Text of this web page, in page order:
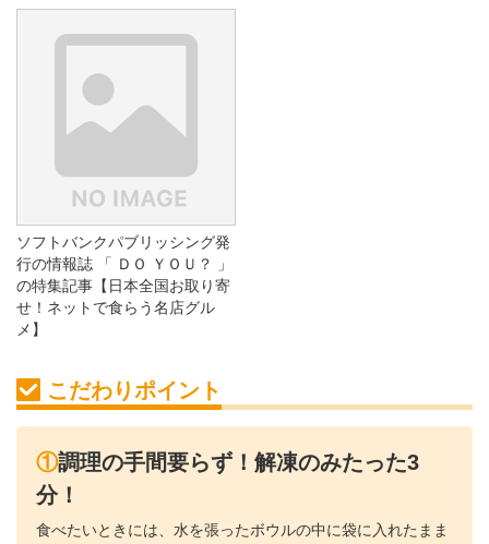
ソフトバンクパブリッシング発
行の情報誌 「 ＤＯ ＹＯＵ？ 」
の特集記事【日本全国お取り寄
せ！ネットで食らう名店グル
メ】
こだわりポイント
①調理の手間要らず！解凍のみたった3
分！
食べたいときには、水を張ったボウルの中に袋に入れたまま